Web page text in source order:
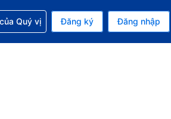
hiện tại của bạn là Đô la Mỹ
ngữ hiện tại của bạn là Tiếng Việt
đặt chỗ
Quý vị Đăng ký Đăng nhập